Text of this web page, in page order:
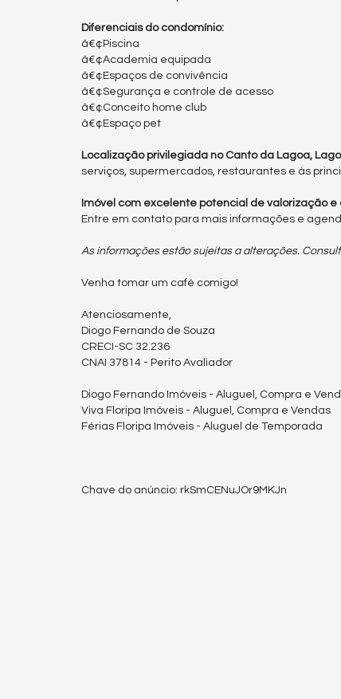
Diferenciais do condomínio:
â€¢Piscina
â€¢Academia equipada
â€¢Espaços de convivência
â€¢Segurança e controle de acesso
â€¢Conceito home club
â€¢Espaço pet
Localização privilegiada no Canto da Lagoa,
serviços, supermercados, restaurantes e às
Imóvel com excelente potencial de valorização
Entre em contato para mais informações e
As informações estão sujeitas a alterações.
Venha tomar um café comigo!
Atenciosamente,
Diogo Fernando de Souza
CRECI-SC 32.236
CNAI 37814 - Perito Avaliador
Diogo Fernando Imóveis - Aluguel, Compra e
Viva Floripa Imóveis - Aluguel, Compra e Vendas
Férias Floripa Imóveis - Aluguel de Temporada
Chave do anúncio: rkSmCENuJOr9MKJn